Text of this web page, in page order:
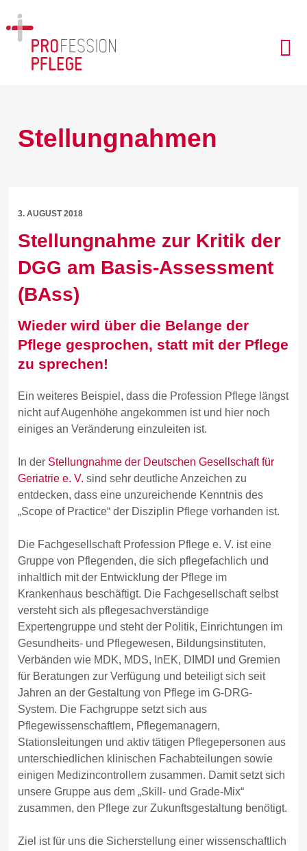
Stellungnahmen
3. AUGUST 2018
Stellungnahme zur Kritik der
DGG am Basis-Assessment
(BAss)
Wieder wird über die Belange der
Pflege gesprochen, statt mit der Pflege
zu sprechen!
Ein weiteres Beispiel, dass die Profession Pflege längst
nicht auf Augenhöhe angekommen ist und hier noch
einiges an Veränderung einzuleiten ist.
In der Stellungnahme der Deutschen Gesellschaft für
Geriatrie e. V. sind sehr deutliche Anzeichen zu
entdecken, dass eine unzureichende Kenntnis des
„Scope of Practice“ der Disziplin Pflege vorhanden ist.
Die Fachgesellschaft Profession Pflege e. V. ist eine
Gruppe von Pflegenden, die sich pflegefachlich und
inhaltlich mit der Entwicklung der Pflege im
Krankenhaus beschäftigt. Die Fachgesellschaft selbst
versteht sich als pflegesachverständige
Expertengruppe und steht der Politik, Einrichtungen im
Gesundheits- und Pflegewesen, Bildungsinstituten,
Verbänden wie MDK, MDS, InEK, DIMDI und Gremien
für Beratungen zur Verfügung und beteiligt sich seit
Jahren an der Gestaltung von Pflege im G-DRG-
System. Die Fachgruppe setzt sich aus
Pflegewissenschaftlern, Pflegemanagern,
Stationsleitungen und aktiv tätigen Pflegepersonen aus
unterschiedlichen klinischen Fachabteilungen sowie
einigen Medizincontrollern zusammen. Damit setzt sich
unsere Gruppe aus dem „Skill- und Grade-Mix“
zusammen, den Pflege zur Zukunftsgestaltung benötigt.
Ziel ist für uns die Sicherstellung einer wissenschaftlich